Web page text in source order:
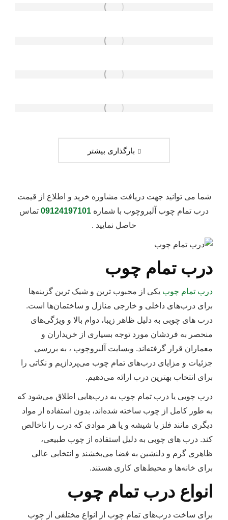
بارگذاری بیشتر
شما می توانید جهت دریافت مشاوره خرید و اطلاع از قیمت
درب تمام چوب آلبروچوب با شماره 09124197101 تماس
حاصل نمایید .
درب تمام چوب
درب تمام چوب یکی از محبوب‌ ترین و شیک‌ ترین گزینه‌ها
برای درب‌های داخلی و خارجی منازل و ساختمان‌ها است.
درب های چوبی به دلیل ظاهر زیبا، دوام بالا و ویژگی‌های
منحصر به فردشان مورد توجه بسیاری از خریداران و
معماران قرار گرفته‌اند. وبسایت آلبروچوب ، به بررسی
جزئیات و مزایای درب‌های تمام چوب می‌پردازیم و نکاتی را
برای انتخاب بهترین درب ارائه می‌دهیم.
درب چوبی یا درب تمام چوب به درب‌هایی اطلاق می‌شود که
به طور کامل از چوب ساخته شده‌اند، بدون استفاده از مواد
دیگری مانند فلز یا شیشه و یا هر موادی که درب را ناخالص
کند. درب های چوبی به دلیل استفاده از چوب طبیعی،
ظاهری گرم و دلنشین به فضا می‌بخشند و انتخابی عالی
برای خانه‌ها و محیط‌های کاری هستند.
انواع درب تمام چوب
برای ساخت درب‌های تمام چوب از انواع مختلفی از چوب